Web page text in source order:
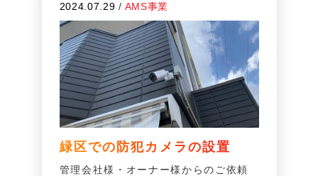
2024.07.29 / AMS事業
緑区での防犯カメラの設置
管理会社様・オーナー様からのご依頼